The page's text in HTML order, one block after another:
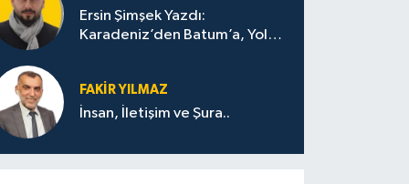
Ersin Şimşek Yazdı:
Karadeniz’den Batum’a, Yolun
FAKIR YILMAZ
İnsan, İletişim ve Şura..